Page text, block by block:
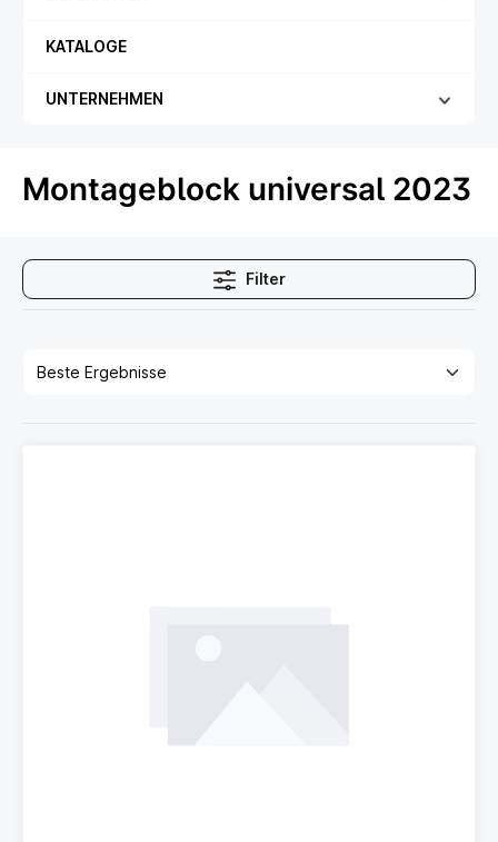
KATALOGE
UNTERNEHMEN
Montageblock universal 2023
Filter